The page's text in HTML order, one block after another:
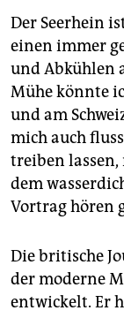
Der Seerhein
einen immer
und Abkühlen
Mühe könnte
und am
mich auch
treiben
dem
Vortrag hören
Die britische
der moderne
entwickelt. Er